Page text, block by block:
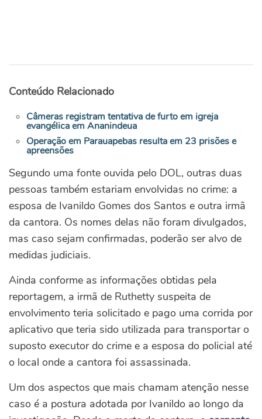
Conteúdo Relacionado
Câmeras registram tentativa de furto em igreja
evangélica em Ananindeua
Operação em Parauapebas resulta em 23 prisões e
apreensões
Segundo uma fonte ouvida pelo DOL, outras duas
pessoas também estariam envolvidas no crime: a
esposa de Ivanildo Gomes dos Santos e outra irmã
da cantora. Os nomes delas não foram divulgados,
mas caso sejam confirmadas, poderão ser alvo de
medidas judiciais.
Ainda conforme as informações obtidas pela
reportagem, a irmã de Ruthetty suspeita de
envolvimento teria solicitado e pago uma corrida por
aplicativo que teria sido utilizada para transportar o
suposto executor do crime e a esposa do policial até
o local onde a cantora foi assassinada.
Um dos aspectos que mais chamam atenção nesse
caso é a postura adotada por Ivanildo ao longo da